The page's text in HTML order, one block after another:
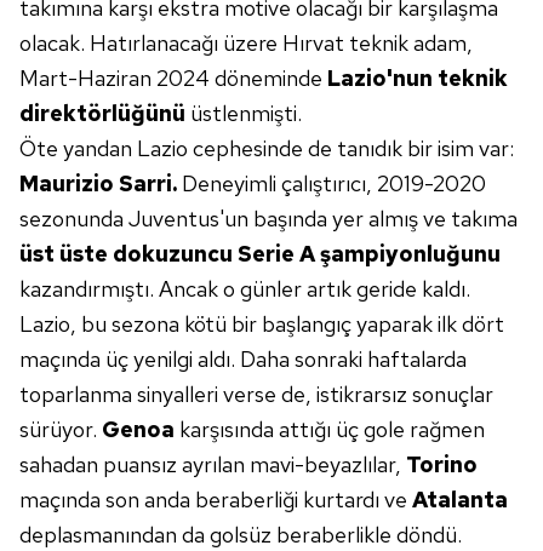
için Ayarlar butonuna tıklayabilir,Çerez Bilgilendirme
Metnimiziziyaret edebilirsiniz.
6698 sayılı Kişisel Verilerin Korunması Kanunu uyarınca
hazırlanmış Aydınlatma Metnimizi okumak ve sitemizde
ilgili mevzuata uygun olarak kullanılan çerezlerle ilgili bilgi
almak için lütfen tıklayınız.
takımına karşı ekstra motive olacağı bir karşılaşma
olacak. Hatırlanacağı üzere Hırvat teknik adam,
Mart-Haziran 2024 döneminde Lazio'nun teknik
direktörlüğünü üstlenmişti.
Öte yandan Lazio cephesinde de tanıdık bir isim var:
Maurizio Sarri. Deneyimli çalıştırıcı, 2019-2020
sezonunda Juventus'un başında yer almış ve takıma
üst üste dokuzuncu Serie A şampiyonluğunu
kazandırmıştı. Ancak o günler artık geride kaldı.
Lazio, bu sezona kötü bir başlangıç yaparak ilk dört
maçında üç yenilgi aldı. Daha sonraki haftalarda
toparlanma sinyalleri verse de, istikrarsız sonuçlar
sürüyor. Genoa karşısında attığı üç gole rağmen
sahadan puansız ayrılan mavi-beyazlılar, Torino
maçında son anda beraberliği kurtardı ve Atalanta
deplasmanından da golsüz beraberlikle döndü.